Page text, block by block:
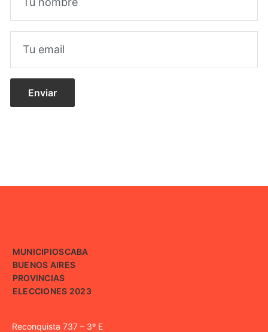
MUNICIPIOSCABA
BUENOS AIRES
PROVINCIAS
ELECCIONES 2023
Reconquista 737 – 3º E